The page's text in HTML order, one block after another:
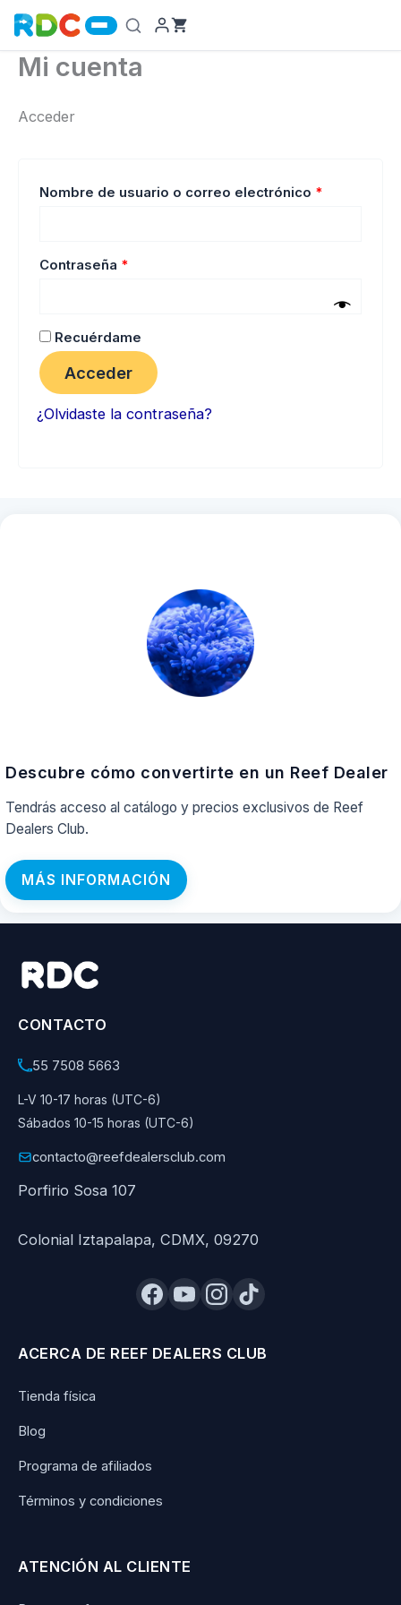
contenido
Mi cuenta
Acceder
Nombre de usuario o correo electrónico *
Contraseña *
Recuérdame
Acceder
¿Olvidaste la contraseña?
Descubre cómo convertirte en un Reef Dealer
Tendrás acceso al catálogo y precios exclusivos de Reef
Dealers Club.
MÁS INFORMACIÓN
CONTACTO
55 7508 5663
L-V 10-17 horas (UTC-6)
Sábados 10-15 horas (UTC-6)
contacto@reefdealersclub.com
Porfirio Sosa 107
Colonial Iztapalapa, CDMX, 09270
ACERCA DE REEF DEALERS CLUB
Tienda física
Blog
Programa de afiliados
Términos y condiciones
ATENCIÓN AL CLIENTE